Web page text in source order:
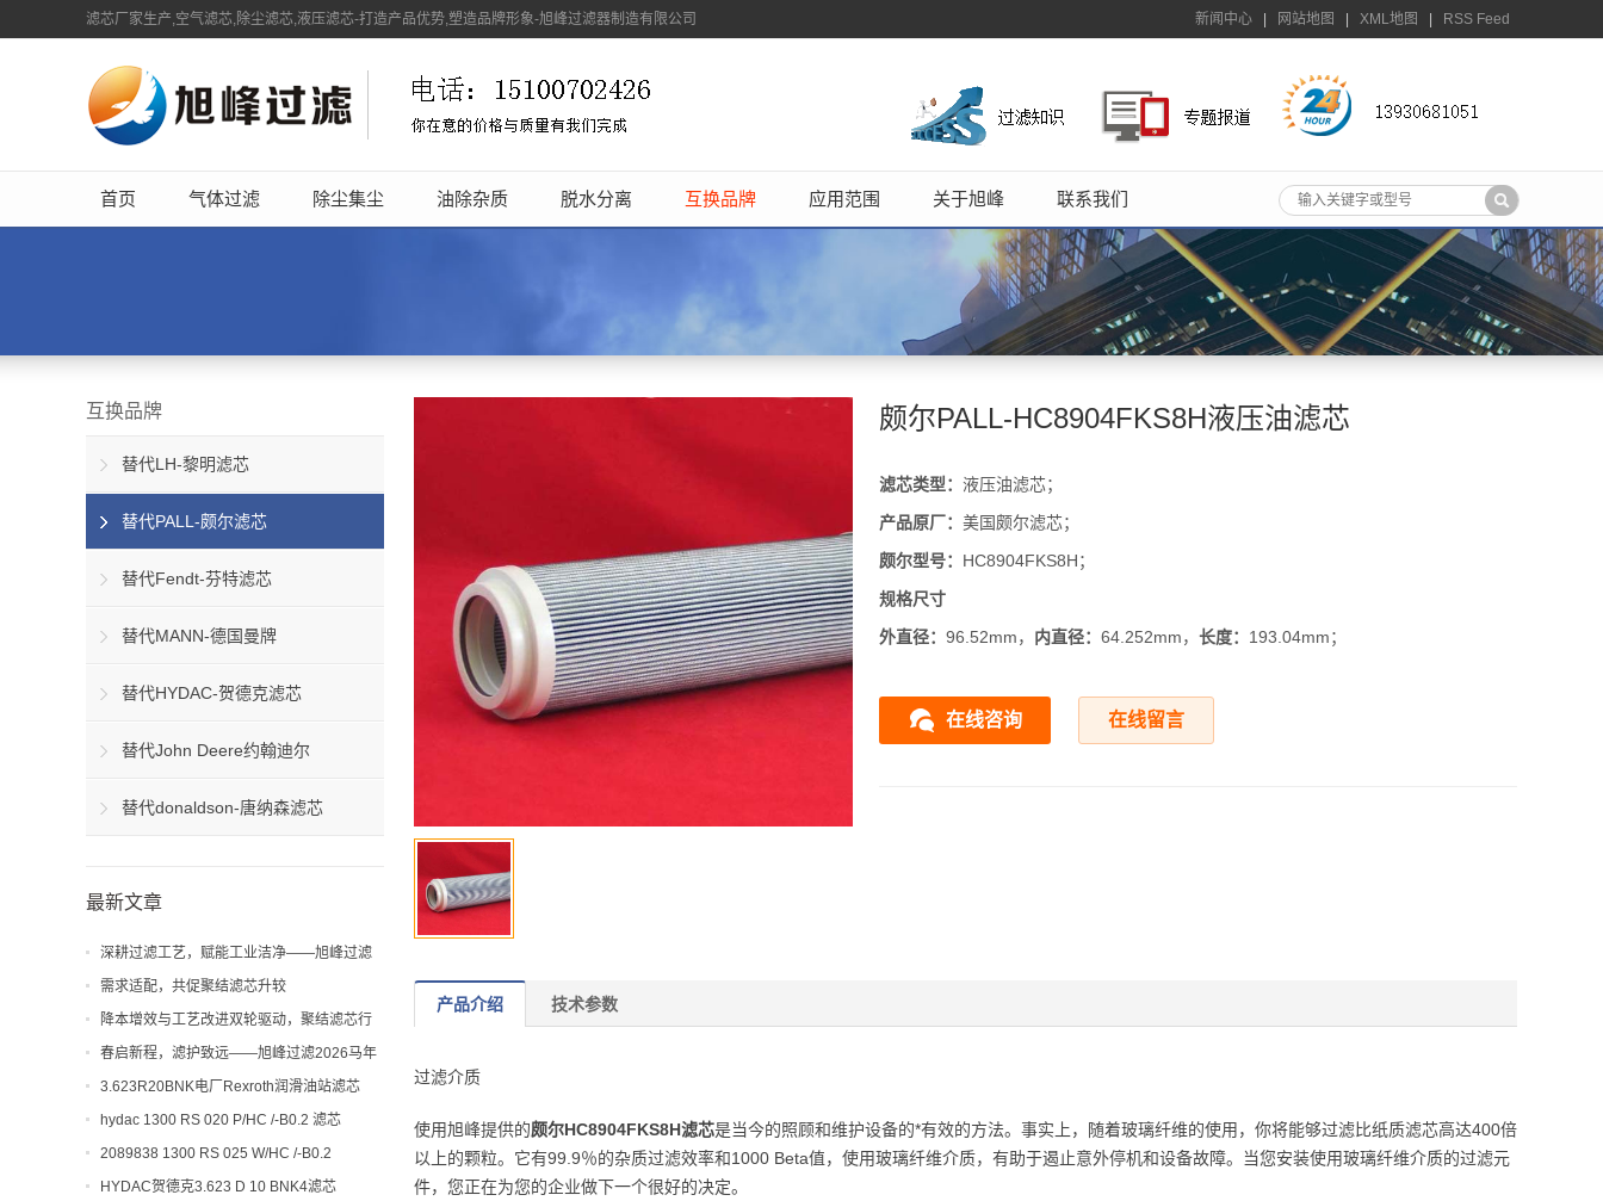
滤芯厂家生产,空气滤芯,除尘滤芯,液压滤芯-打造产品优势,塑造品牌形象-旭峰过滤器制造有限公司 新闻中心 网站地图 XML地图 RSS Feed
首页 气体过滤 除尘集尘 油除杂质 脱水分离 互换品牌 应用范围 关于旭峰 联系我们
颇尔PALL-HC8904FKS8H液压油滤芯
滤芯类型： 液压油滤芯；
产品原厂： 美国颇尔滤芯；
颇尔型号： HC8904FKS8H；
规格尺寸
外直径： 96.52mm， 内直径： 64.252mm， 长度： 193.04mm；
在线咨询 在线留言
产品介绍 技术参数
过滤介质
使用旭峰提供的颇尔HC8904FKS8H滤芯是当今的照顾和维护设备的*有效的方法。事实上，随着玻璃纤维的使用，你将能够过滤比纸质滤芯高达400倍
以上的颗粒。它有99.9％的杂质过滤效率和1000 Beta值，使用玻璃纤维介质，有助于遏止意外停机和设备故障。当您安装使用玻璃纤维介质的过滤元
件，您正在为您的企业做下一个很好的决定。
互换品牌
替代LH-黎明滤芯
替代PALL-颇尔滤芯
替代Fendt-芬特滤芯
替代MANN-德国曼牌
替代HYDAC-贺德克滤芯
替代John Deere约翰迪尔
替代donaldson-唐纳森滤芯
最新文章
深耕过滤工艺，赋能工业洁净——旭峰过滤
解析聚结滤芯工艺与应用价值
需求适配，共促聚结滤芯升较
降本增效与工艺改进双轮驱动，聚结滤芯行
业迎来新机遇
春启新程，滤护致远——旭峰过滤2026马年
开工大吉！
3.623R20BNK电厂Rexroth润滑油站滤芯
hydac 1300 RS 020 P/HC /-B0.2 滤芯
2089838 1300 RS 025 W/HC /-B0.2
HYDAC贺德克3.623 D 10 BNK4滤芯